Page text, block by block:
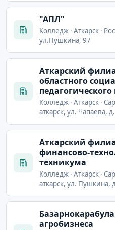
"АПЛ"
Колледж · Аткарск ·
ул.Пушкина, 97
Аткарский
областного
Колледж · Аткарск ·
аткарск, ул. Чапаева,
Аткарский
финансово-
техникума
Колледж · Аткарск ·
аткарск, ул. Пушкина,
агробизнеса